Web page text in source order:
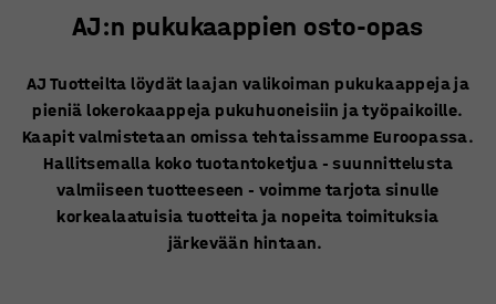
AJ:n pukukaappien osto-opas
AJ Tuotteilta löydät laajan valikoiman pukukaappeja ja
pieniä lokerokaappeja pukuhuoneisiin ja työpaikoille.
Kaapit valmistetaan omissa tehtaissamme Euroopassa.
Hallitsemalla koko tuotantoketjua - suunnittelusta
valmiiseen tuotteeseen - voimme tarjota sinulle
korkealaatuisia tuotteita ja nopeita toimituksia
järkevään hintaan.